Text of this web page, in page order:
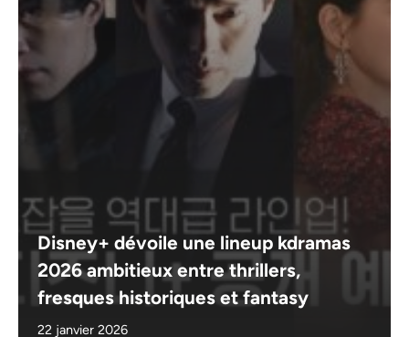
Disney+ dévoile une lineup kdramas
2026 ambitieux entre thrillers,
fresques historiques et fantasy
22 janvier 2026